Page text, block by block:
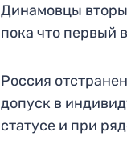
Динамовцы
пока что первый
Россия
допуск в
статусе и при